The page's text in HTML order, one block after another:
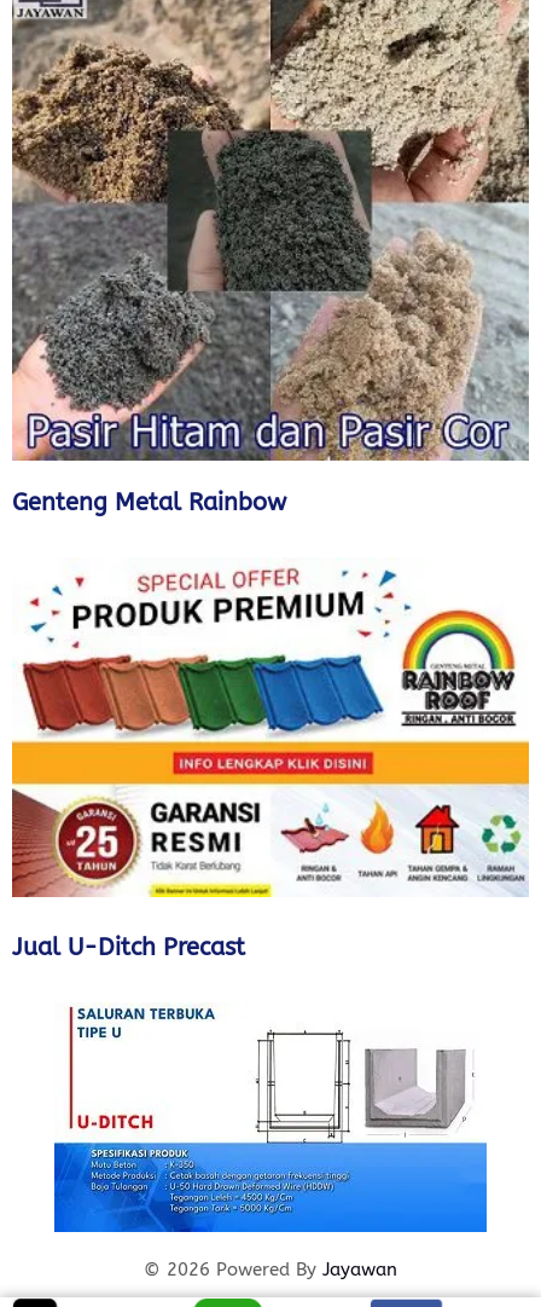
Genteng Metal Rainbow
Jual U-Ditch Precast
© 2026 Powered By Jayawan